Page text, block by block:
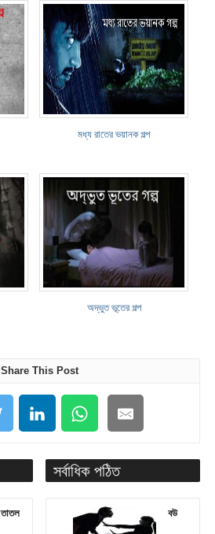
মধ্য রাতের ভয়ানক গল্প
অদ্ভুত ভূতের গল্প
Share This Post
তাতল
সর্বাধিক পঠিত
বউ